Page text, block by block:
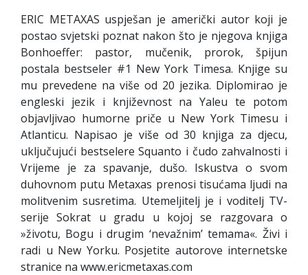
ERIC METAXAS uspješan je američki autor koji je
postao svjetski poznat nakon što je njegova knjiga
Bonhoeffer: pastor, mučenik, prorok, špijun
postala bestseler #1 New York Timesa. Knjige su
mu prevedene na više od 20 jezika. Diplomirao je
engleski jezik i književnost na Yaleu te potom
objavljivao humorne priče u New York Timesu i
Atlanticu. Napisao je više od 30 knjiga za djecu,
uključujući bestselere Squanto i čudo zahvalnosti i
Vrijeme je za spavanje, dušo. Iskustva o svom
duhovnom putu Metaxas prenosi tisućama ljudi na
molitvenim susretima. Utemeljitelj je i voditelj TV-
serije Sokrat u gradu u kojoj se razgovara o
»životu, Bogu i drugim ‘nevažnim’ temama«. Živi i
radi u New Yorku. Posjetite autorove internetske
stranice na www.ericmetaxas.com